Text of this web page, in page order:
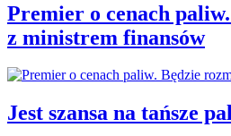
Premier o cenach
z ministrem finansów
Jest szansa na tańsze